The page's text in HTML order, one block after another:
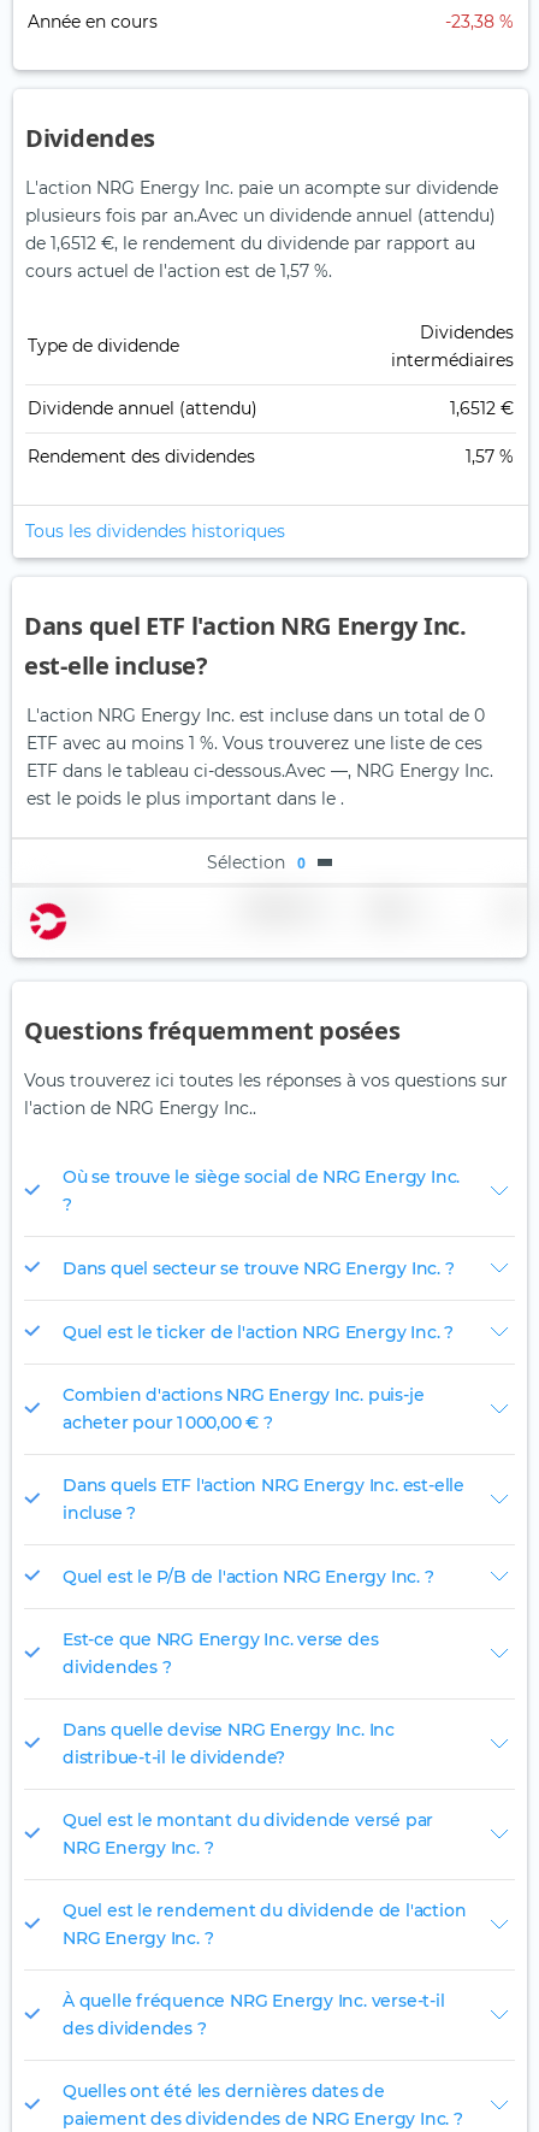
Année en cours -23,38 %
Dividendes
L'action NRG Energy Inc. paie un acompte sur dividende
plusieurs fois par an.Avec un dividende annuel (attendu)
de 1,6512 €, le rendement du dividende par rapport au
cours actuel de l'action est de 1,57 %.
Type de dividende
Dividendes
intermédiaires
Dividende annuel (attendu) 1,6512 €
Rendement des dividendes 1,57 %
Tous les dividendes historiques
Dans quel ETF l'action NRG Energy Inc.
est-elle incluse?
L'action NRG Energy Inc. est incluse dans un total de 0
ETF avec au moins 1 %. Vous trouverez une liste de ces
ETF dans le tableau ci-dessous.Avec —, NRG Energy Inc.
est le poids le plus important dans le .
Sélection 0
Nom
Questions fréquemment posées
Vous trouverez ici toutes les réponses à vos questions sur
l'action de NRG Energy Inc..
Où se trouve le siège social de NRG Energy Inc.
?
Dans quel secteur se trouve NRG Energy Inc. ?
Quel est le ticker de l'action NRG Energy Inc. ?
Combien d'actions NRG Energy Inc. puis-je
acheter pour 1 000,00 € ?
Dans quels ETF l'action NRG Energy Inc. est-elle
incluse ?
Quel est le P/B de l'action NRG Energy Inc. ?
Est-ce que NRG Energy Inc. verse des
dividendes ?
Dans quelle devise NRG Energy Inc. Inc
distribue-t-il le dividende?
Quel est le montant du dividende versé par
NRG Energy Inc. ?
Quel est le rendement du dividende de l'action
NRG Energy Inc. ?
À quelle fréquence NRG Energy Inc. verse-t-il
des dividendes ?
Quelles ont été les dernières dates de
paiement des dividendes de NRG Energy Inc. ?